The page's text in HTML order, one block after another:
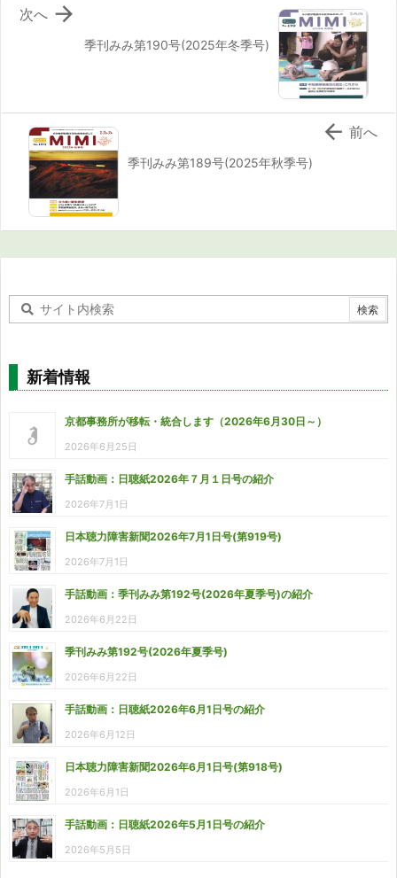
季刊みみ第190号(2025年冬季号)

次へ
季刊みみ第189号(2025年秋季号)
 前へ
新着情報
京都事務所が移転・統合します（2026年6月30日～）
2026年6月25日
手話動画：日聴紙2026年７月１日号の紹介
2026年7月1日
日本聴力障害新聞2026年7月1日号(第919号)
2026年7月1日
手話動画：季刊みみ第192号(2026年夏季号)の紹介
2026年6月22日
季刊みみ第192号(2026年夏季号)
2026年6月22日
手話動画：日聴紙2026年6月1日号の紹介
2026年6月12日
日本聴力障害新聞2026年6月1日号(第918号)
2026年6月1日
手話動画：日聴紙2026年5月1日号の紹介
2026年5月5日